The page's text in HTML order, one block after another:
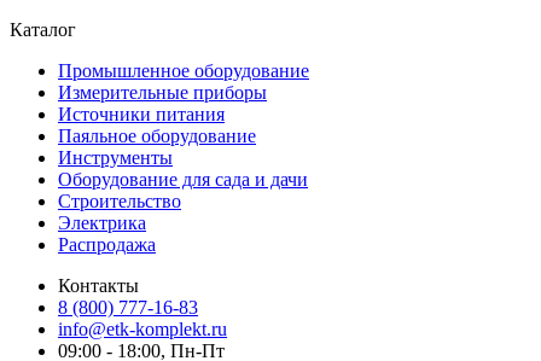
Каталог
Промышленное оборудование
Измерительные приборы
Источники питания
Паяльное оборудование
Инструменты
Оборудование для сада и дачи
Строительство
Электрика
Распродажа
Контакты
8 (800) 777-16-83
info@etk-komplekt.ru
09:00 - 18:00, Пн-Пт